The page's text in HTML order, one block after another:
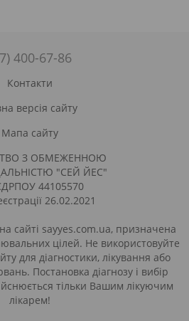
400-67-86
Контакти
версія сайту
Мапа сайту
З ОБМЕЖЕННОЮ
"СЕЙ ЙЕС"
44105570
26.02.2021
сайті sayyes.com.ua, призначена
цілей. Не використовуйте
для діагностики, лікування або
Постановка діагнозу і вибір
тільки Вашим лікуючим
лікарем!